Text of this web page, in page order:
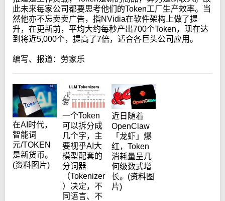
此未来每家公司都要思考他们的Token工厂生产效率。当
然他亦不忘卖卖广告，指NVidia在软件架构上做了提
升，在更新前，平均大约每秒产出700个Token，现在达
到将近5,000个，提高了7倍，适合各巨头公司应用。
编写、报道：劳家乐
在AI时代，
智能词
元/TOKEN
是新货币。
(资料图片)
一个Token
可以拆分成
几个字，主
要视乎AI大
模型配套的
分词器
（Tokenizer
）决定，不
同语言、不
近日随着
OpenClaw
「龙虾」爆
红，Token
消耗量呈几
何级数式增
长。(资料图
片)